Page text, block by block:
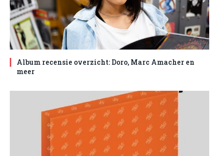
Album recensie overzicht: Doro, Marc Amacher en
meer